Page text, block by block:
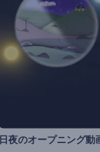
日夜のオープニング動